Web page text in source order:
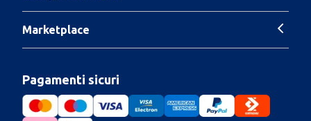
Marketplace
Pagamenti sicuri